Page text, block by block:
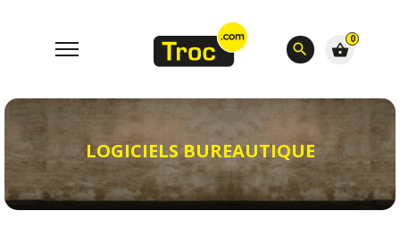
search
0
shopping_basket
LOGICIELS BUREAUTIQUE